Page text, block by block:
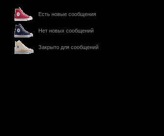
Есть новые сообщения
Нет новых сообщений
Закрыто для сообщений